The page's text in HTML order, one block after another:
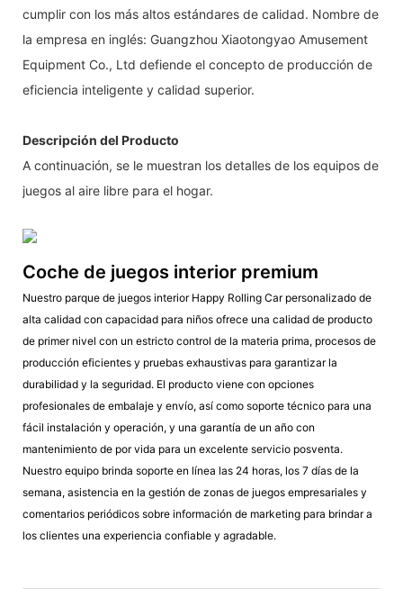
cumplir con los más altos estándares de calidad. Nombre de
la empresa en inglés: Guangzhou Xiaotongyao Amusement
Equipment Co., Ltd defiende el concepto de producción de
eficiencia inteligente y calidad superior.
Descripción del Producto
A continuación, se le muestran los detalles de los equipos de
juegos al aire libre para el hogar.
Coche de juegos interior premium
Nuestro parque de juegos interior Happy Rolling Car personalizado de
alta calidad con capacidad para niños ofrece una calidad de producto
de primer nivel con un estricto control de la materia prima, procesos de
producción eficientes y pruebas exhaustivas para garantizar la
durabilidad y la seguridad. El producto viene con opciones
profesionales de embalaje y envío, así como soporte técnico para una
fácil instalación y operación, y una garantía de un año con
mantenimiento de por vida para un excelente servicio posventa.
Nuestro equipo brinda soporte en línea las 24 horas, los 7 días de la
semana, asistencia en la gestión de zonas de juegos empresariales y
comentarios periódicos sobre información de marketing para brindar a
los clientes una experiencia confiable y agradable.